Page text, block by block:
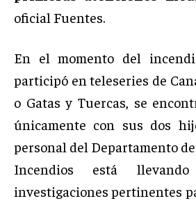
oficial Fuentes.
En el momento del
participó en teleseries de
o Gatas y Tuercas, se
únicamente con sus dos
personal del Departamento
Incendios está
investigaciones pertinentes